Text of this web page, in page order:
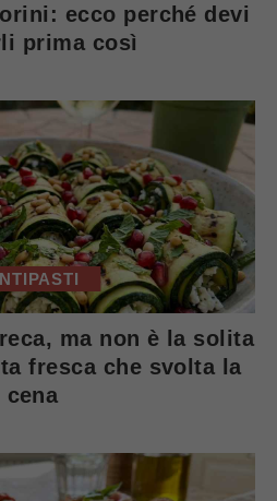
ecco perché devi
prima così
ma non è la solita
fresca che svolta la
cena